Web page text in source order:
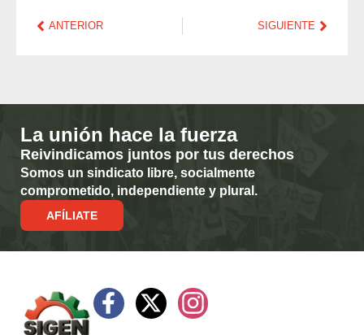
ANTERIOR SIGUIENTE
La unión hace la fuerza
Reivindicamos juntos por tus derechos
Somos un sindicato libre, socialmente
comprometido, independiente y plural.
AFÍLIATE